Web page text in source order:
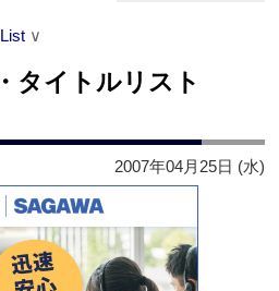
∨
タイトルリスト
2007年04月25日 (水)